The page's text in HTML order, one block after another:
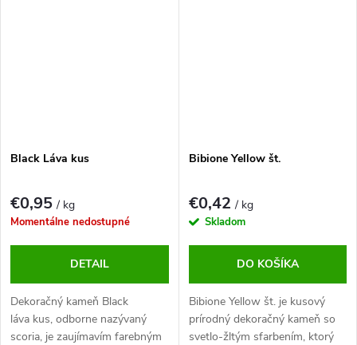
Black Láva kus
€0,95/ kg
Momentálne nedostupné
DETAIL
Dekoračný kameň Black
láva kus, odborne nazývaný
scoria, je zaujímavím farebným
Bibione Yellow št.
€0,42/ kg
Skladom
DO KOŠÍKA
Bibione Yellow št. je kusový
prírodný dekoračný kameň so
svetlo-žltým sfarbením, ktorý